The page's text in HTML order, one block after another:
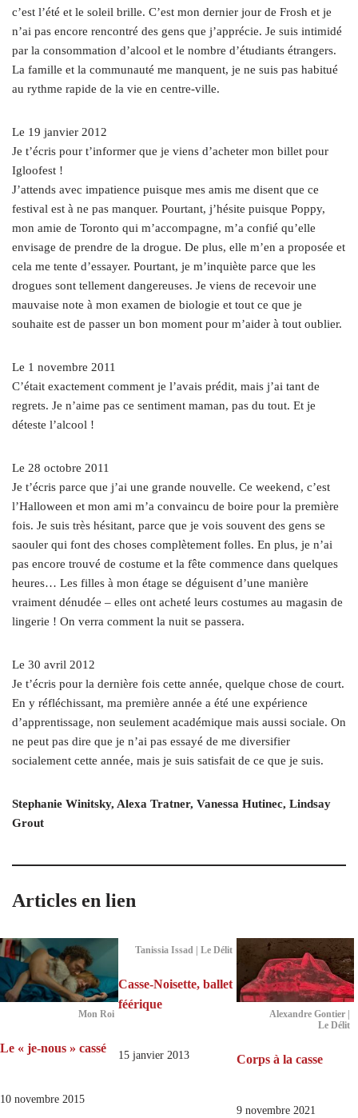
c’est l’été et le soleil brille. C’est mon dernier jour de Frosh et je
n’ai pas encore rencontré des gens que j’apprécie. Je suis intimidé
par la consommation d’alcool et le nombre d’étudiants étrangers.
La famille et la communauté me manquent, je ne suis pas habitué
au rythme rapide de la vie en centre-ville.
Le 19 janvier 2012
Je t’écris pour t’informer que je viens d’acheter mon billet pour
Igloofest !
J’attends avec impatience puisque mes amis me disent que ce
festival est à ne pas manquer. Pourtant, j’hésite puisque Poppy,
mon amie de Toronto qui m’accompagne, m’a confié qu’elle
envisage de prendre de la drogue. De plus, elle m’en a proposée et
cela me tente d’essayer. Pourtant, je m’inquiète parce que les
drogues sont tellement dangereuses. Je viens de recevoir une
mauvaise note à mon examen de biologie et tout ce que je
souhaite est de passer un bon moment pour m’aider à tout oublier.
Le 1 novembre 2011
C’était exactement comment je l’avais prédit, mais j’ai tant de
regrets. Je n’aime pas ce sentiment maman, pas du tout. Et je
déteste l’alcool !
Le 28 octobre 2011
Je t’écris parce que j’ai une grande nouvelle. Ce weekend, c’est
l’Halloween et mon ami m’a convaincu de boire pour la première
fois. Je suis très hésitant, parce que je vois souvent des gens se
saouler qui font des choses complètement folles. En plus, je n’ai
pas encore trouvé de costume et la fête commence dans quelques
heures… Les filles à mon étage se déguisent d’une manière
vraiment dénudée – elles ont acheté leurs costumes au magasin de
lingerie ! On verra comment la nuit se passera.
Le 30 avril 2012
Je t’écris pour la dernière fois cette année, quelque chose de court.
En y réfléchissant, ma première année a été une expérience
d’apprentissage, non seulement académique mais aussi sociale. On
ne peut pas dire que je n’ai pas essayé de me diversifier
socialement cette année, mais je suis satisfait de ce que je suis.
Stephanie Winitsky, Alexa Tratner, Vanessa Hutinec, Lindsay
Grout
Articles en lien
Mon Roi
Le « je-nous » cassé
10 novembre 2015
Tanissia Issad | Le Délit
Casse-Noisette, ballet
féérique
15 janvier 2013
Alexandre Gontier |
Le Délit
Corps à la casse
9 novembre 2021